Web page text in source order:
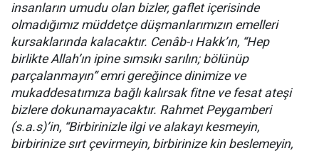
insanların umudu olan bizler, gaflet içerisinde
olmadığımız müddetçe düşmanlarımızın emelleri
kursaklarında kalacaktır. Cenâb-ı Hakk’ın, “Hep
birlikte Allah’ın ipine sımsıkı sarılın; bölünüp
parçalanmayın” emri gereğince dinimize ve
mukaddesatımıza bağlı kalırsak fitne ve fesat ateşi
bizlere dokunamayacaktır. Rahmet Peygamberi
(s.a.s)’in, “Birbirinizle ilgi ve alakayı kesmeyin,
birbirinize sırt çevirmeyin, birbirinize kin beslemeyin,